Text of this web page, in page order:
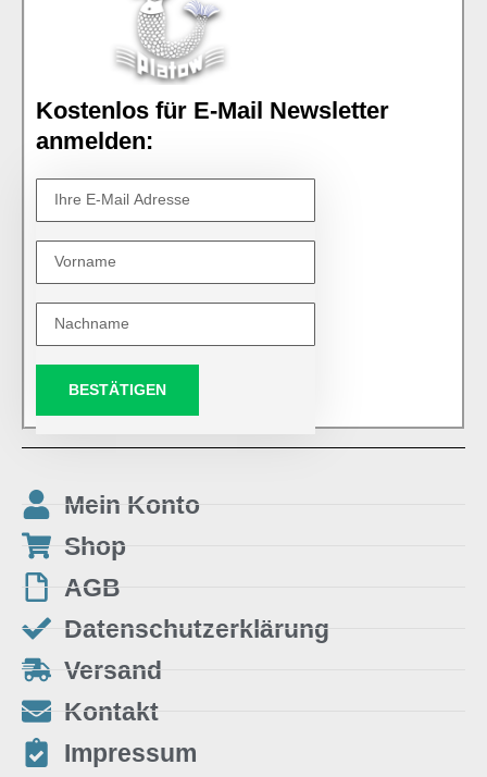
Kostenlos für E-Mail Newsletter
anmelden:
BESTÄTIGEN
Mein Konto
Shop
AGB
Datenschutzerklärung
Versand
Kontakt
Impressum